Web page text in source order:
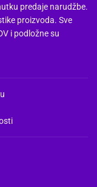
predaje narudžbe.
proizvoda. Sve
i podložne su